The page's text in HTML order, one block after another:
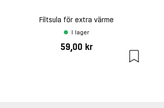
Filtsula för extra värme
I lager
59,00 kr